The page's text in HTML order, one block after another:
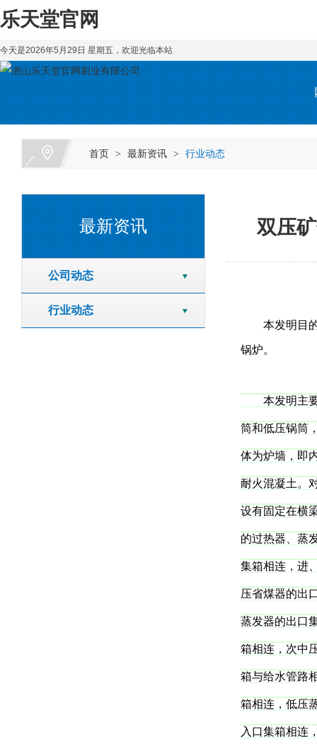
乐天堂官网
今天是2026年5月29日 星期五，欢迎光临本站
首页 > 最新资讯 > 行业动态
最新资讯
公司动态
行业动态
双压
本发明目的
锅炉。
本发明主要
筒和低压锅筒
体为炉墙，即
耐火混凝土。
设有固定在横
的过热器、蒸
集箱相连，进
压省煤器的出
蒸发器的出口
箱相连，次中
箱与给水管路
箱相连，低压
入口集箱相连